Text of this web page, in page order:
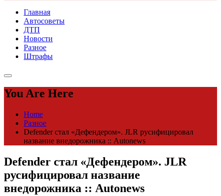
Главная
Автосоветы
ДТП
Новости
Разное
Штрафы
You Are Here
Home
Разное
Defender стал «Дефендером». JLR русифицировал
название внедорожника :: Autonews
Defender стал «Дефендером». JLR
русифицировал название
внедорожника :: Autonews